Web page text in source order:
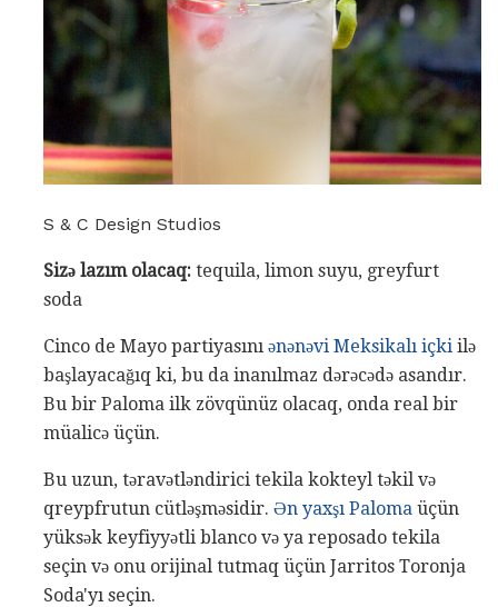
S & C Design Studios
Sizə lazım olacaq: tequila, limon suyu, greyfurt
soda
Cinco de Mayo partiyasını ənənəvi Meksikalı içki ilə
başlayacağıq ki, bu da inanılmaz dərəcədə asandır.
Bu bir Paloma ilk zövqünüz olacaq, onda real bir
müalicə üçün.
Bu uzun, təravətləndirici tekila kokteyl təkil və
qreypfrutun cütləşməsidir. Ən yaxşı Paloma üçün
yüksək keyfiyyətli blanco və ya reposado tekila
seçin və onu orijinal tutmaq üçün Jarritos Toronja
Soda'yı seçin.